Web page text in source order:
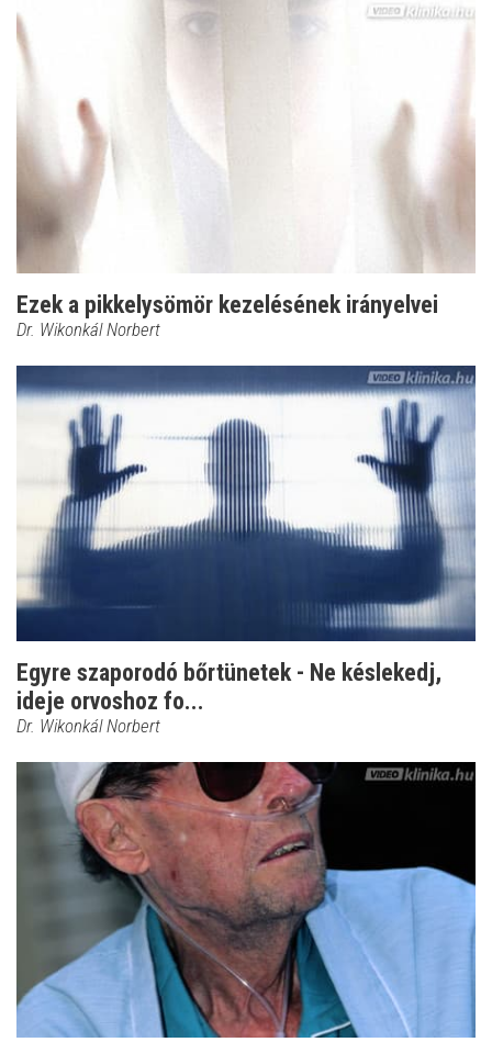
Ezek a pikkelysömör kezelésének irányelvei
Dr. Wikonkál Norbert
Egyre szaporodó bőrtünetek - Ne késlekedj,
ideje orvoshoz fo...
Dr. Wikonkál Norbert